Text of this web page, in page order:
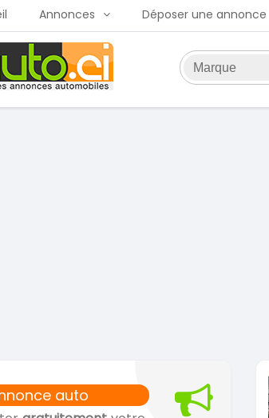
Annonces Déposer une annonce
auto